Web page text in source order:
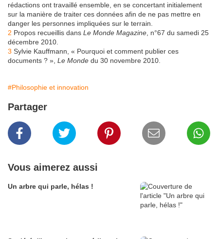
rédactions ont travaillé ensemble, en se concertant initialement
sur la manière de traiter ces données afin de ne pas mettre en
danger les personnes impliquées sur le terrain.
2 Propos recueillis dans Le Monde Magazine , n°67 du samedi 25
décembre 2010.
3 Sylvie Kauffmann, « Pourquoi et comment publier ces
documents ? », Le Monde du 30 novembre 2010.
#Philosophie et innovation
Partager
Vous aimerez aussi
Un arbre qui parle, hélas !